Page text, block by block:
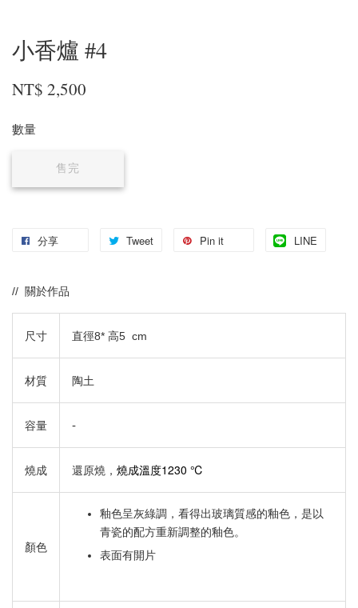
小香爐 #4
NT$ 2,500
數量
售完
分享 Tweet Pin it LINE
// 關於作品
尺寸 直徑8* 高5 cm
材質 陶土
容量 -
燒成 還原燒， 燒成溫度1230 ℃
顏色
釉色呈灰綠調，看得出玻璃質感的釉色，是以
青瓷的配方重新調整的釉色。
表面有開片